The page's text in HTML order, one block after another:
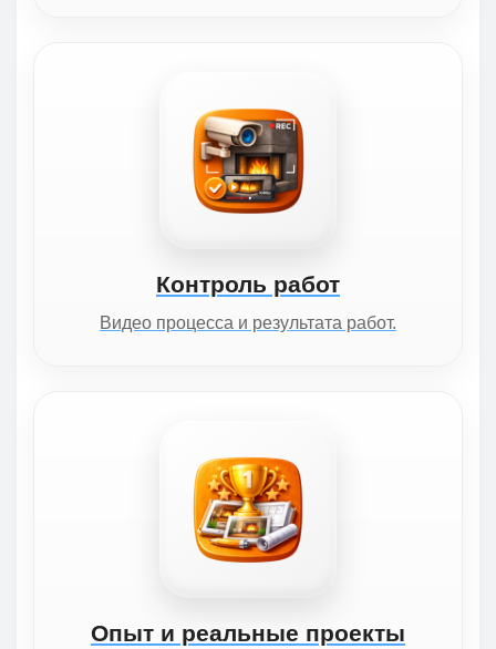
Контроль работ
Видео процесса и результата работ.
Опыт и реальные проекты